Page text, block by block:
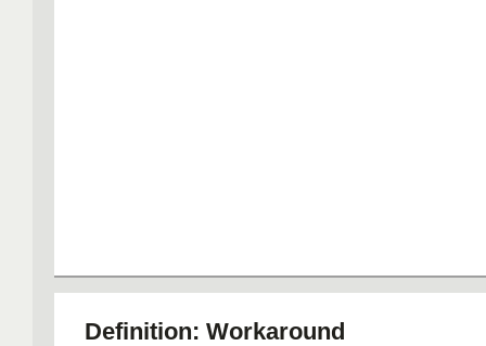
Definition: Workaround